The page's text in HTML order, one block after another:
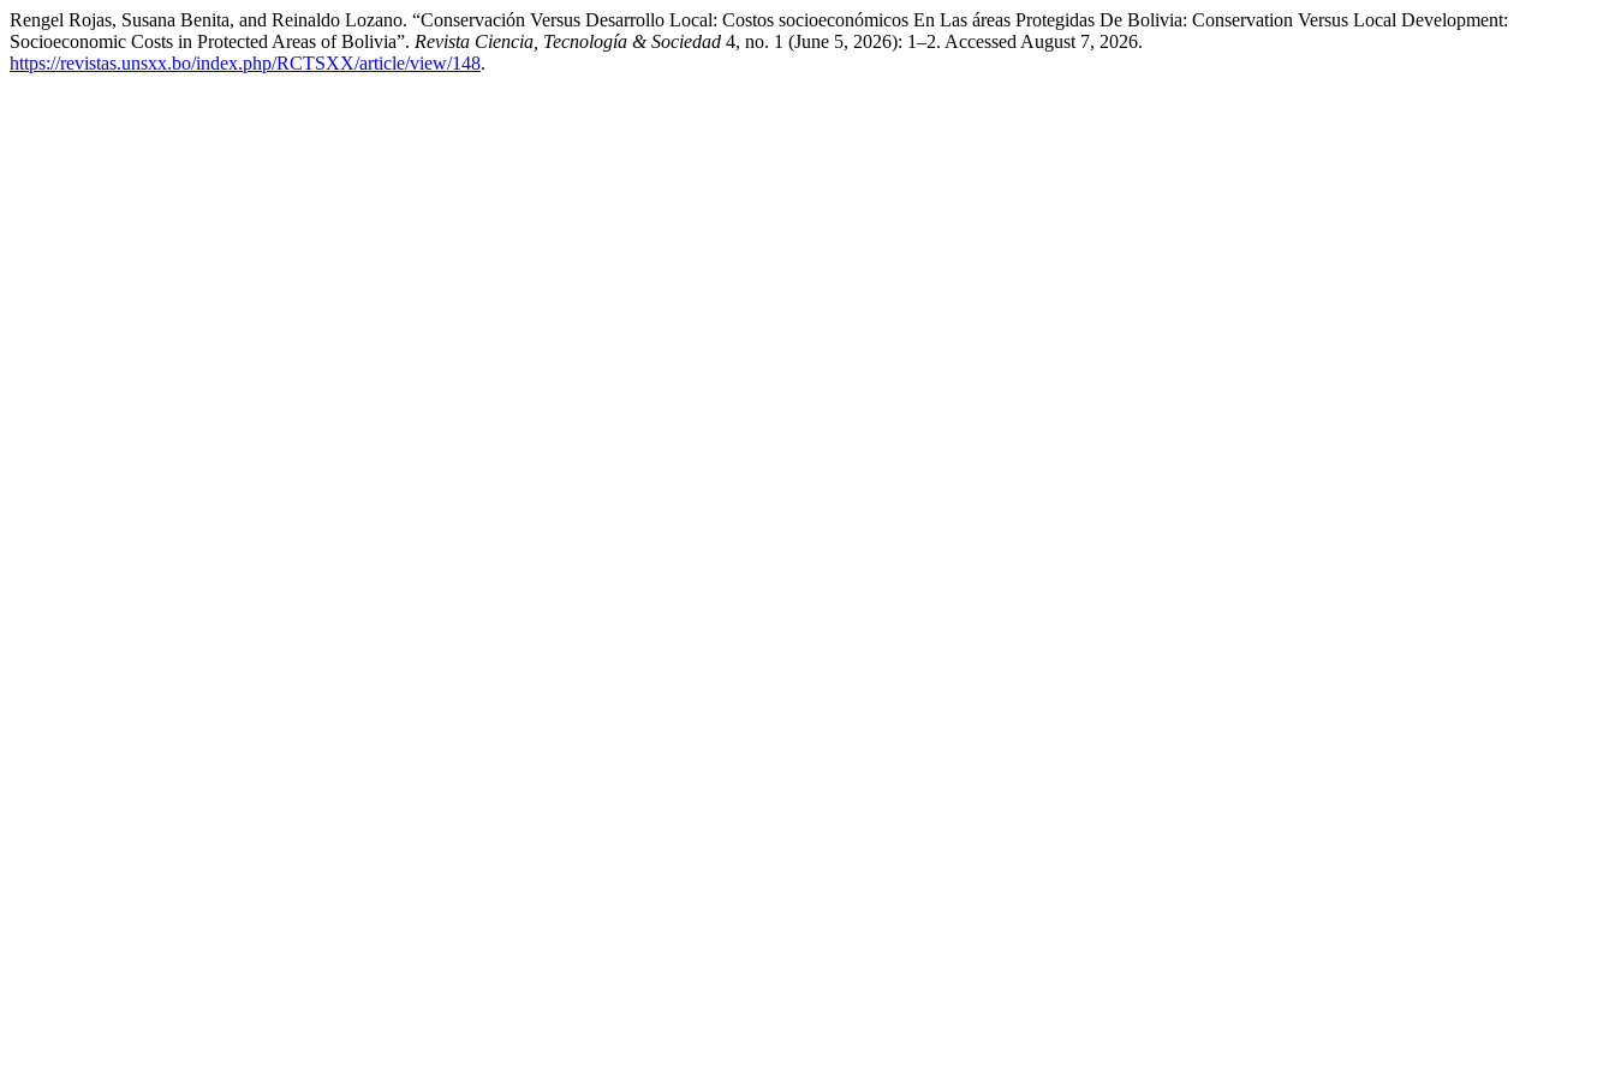
Rengel Rojas, Susana Benita, and Reinaldo Lozano. “Conservación Versus Desarrollo Local: Costos socioeconómicos En Las áreas Protegidas De Bolivia: Conservation Versus Local Development:
Socioeconomic Costs in Protected Areas of Bolivia”. Revista Ciencia, Tecnología & Sociedad 4, no. 1 (June 5, 2026): 1–2. Accessed August 7, 2026.
https://revistas.unsxx.bo/index.php/RCTSXX/article/view/148.